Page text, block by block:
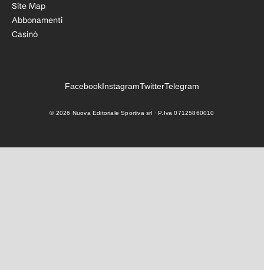
Site Map
Abbonamenti
Casinò
FacebookInstagramTwitterTelegram
© 2026 Nuova Editoriale Sportiva srl · P.Iva 07125860010